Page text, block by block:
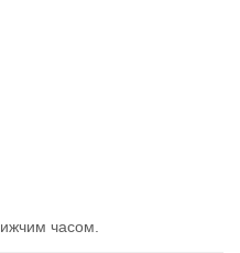
часом.